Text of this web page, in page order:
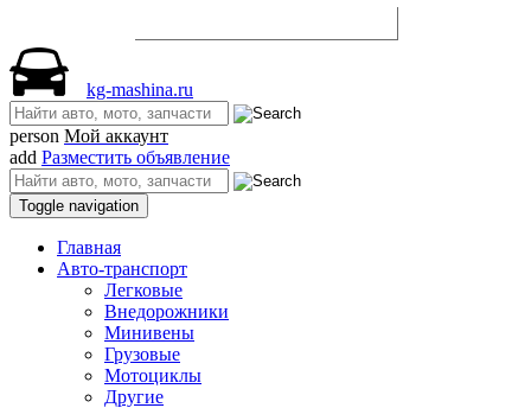
kg-mashina.ru
person Мой аккаунт
add Разместить объявление
Toggle navigation
Главная
Авто-транспорт
Легковые
Внедорожники
Минивены
Грузовые
Мотоциклы
Другие